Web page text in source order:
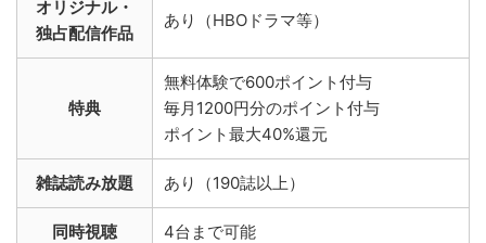
オリジナル・
独占配信作品
あり（HBOドラマ等）
特典
無料体験で600ポイント付与
毎月1200円分のポイント付与
ポイント最大40%還元
雑誌読み放題 あり（190誌以上）
同時視聴 4台まで可能